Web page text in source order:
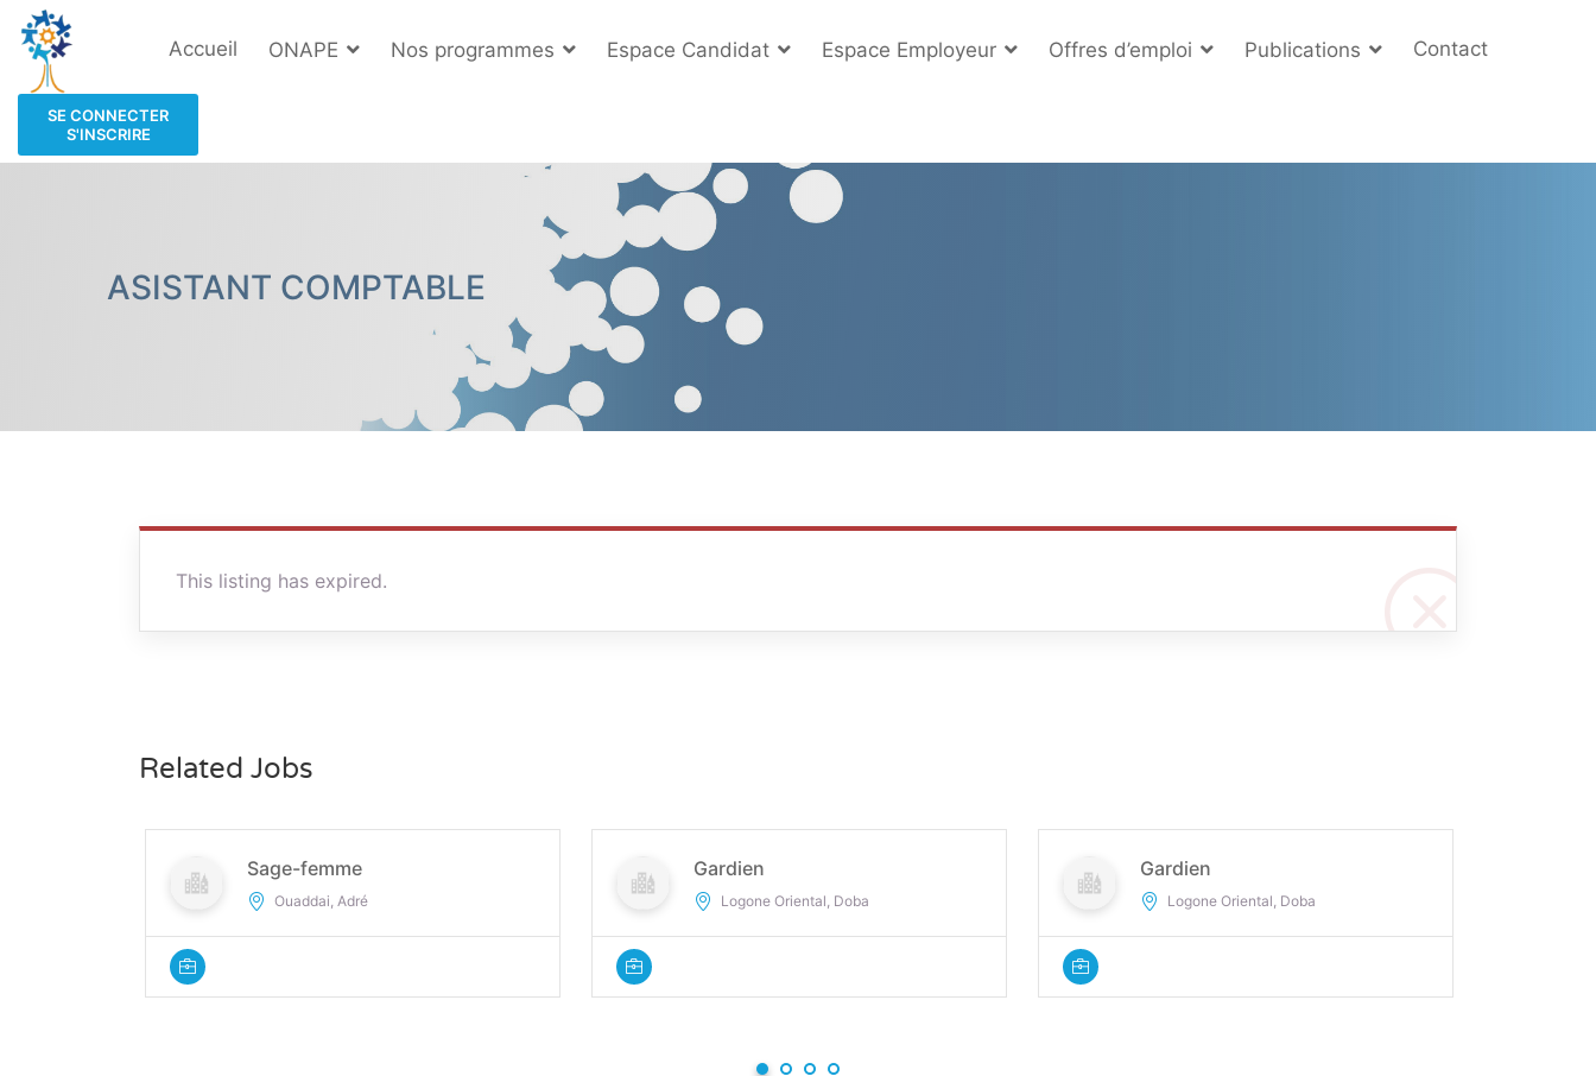
Accueil ONAPE Nos programmes Espace Candidat Espace Employeur Offres d’emploi Publications Contact
SE CONNECTER
S'INSCRIRE
ASISTANT COMPTABLE
This listing has expired.
Related Jobs
Sage-femme
Ouaddai, Adré
Gardien
Logone Oriental, Doba
Gardien
Logone Oriental, Doba